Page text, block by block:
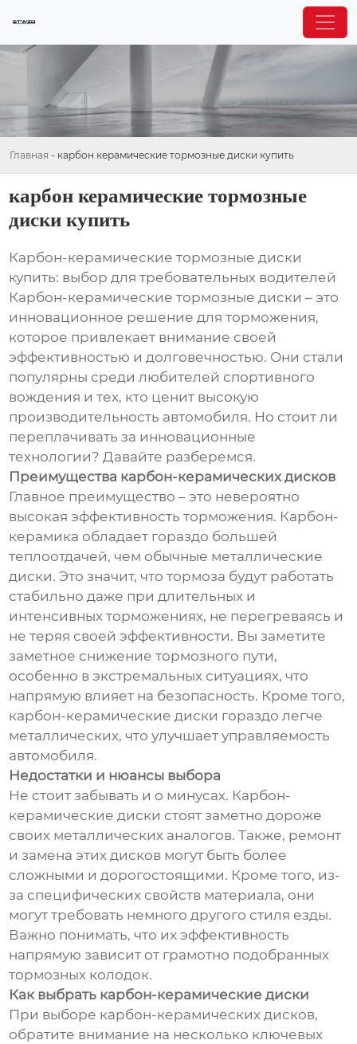
Главная - карбон керамические тормозные диски купить
карбон керамические тормозные
диски купить
Карбон-керамические тормозные диски
купить: выбор для требовательных водителей
Карбон-керамические тормозные диски – это
инновационное решение для торможения,
которое привлекает внимание своей
эффективностью и долговечностью. Они стали
популярны среди любителей спортивного
вождения и тех, кто ценит высокую
производительность автомобиля. Но стоит ли
переплачивать за инновационные
технологии? Давайте разберемся.
Преимущества карбон-керамических дисков
Главное преимущество – это невероятно
высокая эффективность торможения. Карбон-
керамика обладает гораздо большей
теплоотдачей, чем обычные металлические
диски. Это значит, что тормоза будут работать
стабильно даже при длительных и
интенсивных торможениях, не перегреваясь и
не теряя своей эффективности. Вы заметите
заметное снижение тормозного пути,
особенно в экстремальных ситуациях, что
напрямую влияет на безопасность. Кроме того,
карбон-керамические диски гораздо легче
металлических, что улучшает управляемость
автомобиля.
Недостатки и нюансы выбора
Не стоит забывать и о минусах. Карбон-
керамические диски стоят заметно дороже
своих металлических аналогов. Также, ремонт
и замена этих дисков могут быть более
сложными и дорогостоящими. Кроме того, из-
за специфических свойств материала, они
могут требовать немного другого стиля езды.
Важно понимать, что их эффективность
напрямую зависит от грамотно подобранных
тормозных колодок.
Как выбрать карбон-керамические диски
При выборе карбон-керамических дисков,
обратите внимание на несколько ключевых